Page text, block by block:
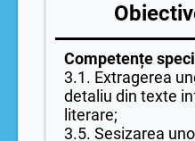
Competențe
3.1. Extragerea
detaliu din texte
literare;
3.5. Sesizarea